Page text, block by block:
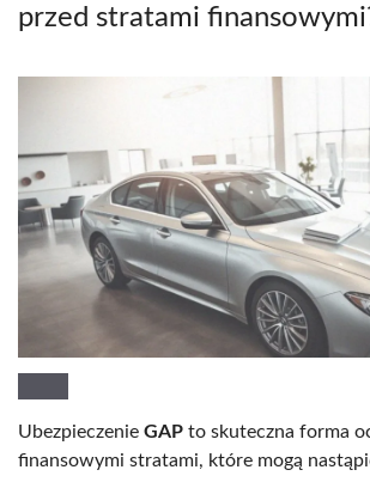
przed stratami
Ubezpieczenie GAP to skuteczna forma
finansowymi stratami, które mogą